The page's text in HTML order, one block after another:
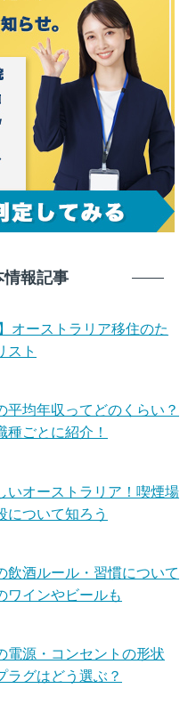
情報記事
オーストラリア移住のた
スト
平均年収ってどのくらい？
種ごとに紹介！
いオーストラリア！喫煙場
について知ろう
飲酒ルール・習慣について
ワインやビールも
電源・コンセントの形状
ラグはどう選ぶ？